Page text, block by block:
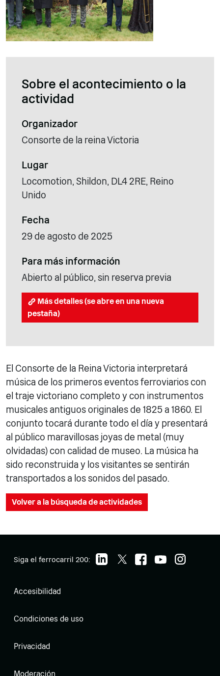
Sobre el acontecimiento o la
actividad
Organizador
Consorte de la reina Victoria
Lugar
Locomotion, Shildon, DL4 2RE, Reino
Unido
Fecha
29 de agosto de 2025
Para más información
Abierto al público, sin reserva previa
Más detalles (se abre en una nueva
pestaña)
El Consorte de la Reina Victoria interpretará
música de los primeros eventos ferroviarios con
el traje victoriano completo y con instrumentos
musicales antiguos originales de 1825 a 1860. El
conjunto tocará durante todo el día y presentará
al público maravillosas joyas de metal (muy
olvidadas) con calidad de museo. La música ha
sido reconstruida y los visitantes se sentirán
transportados a los sonidos del pasado.
Volver a la búsqueda de actividades
Siga el ferrocarril 200:
Accesibilidad
Condiciones de uso
Privacidad
Moderación